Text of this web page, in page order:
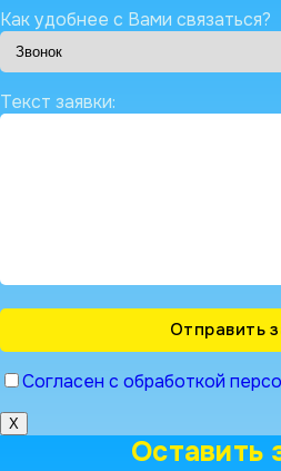
Как удобнее с Вами связаться?
Текст заявки:
Согласен с обработкой
X
Оставить